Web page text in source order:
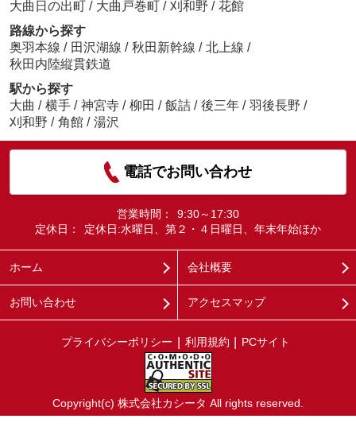
大曲日の出町 / 大曲戸巻町 / 刈和野 / 花館
路線から探す
奥羽本線 / 田沢湖線 / 秋田新幹線 / 北上線 /
秋田内陸縦貫鉄道
駅から探す
大曲 / 横手 / 神宮寺 / 柳田 / 飯詰 / 後三年 / 羽後長野 /
刈和野 / 角館 / 湯沢
電話でお問い合わせ
営業時間：
9:30～17:30
定休日：
定休日:水曜日、第２・４日曜日、年末年始ほか
ホーム 会社概要
お問い合わせ アクセスマップ
プライバシーポリシー 利用規約 PCサイト
Copyright(c) 株式会社カシータ All rights reserved.